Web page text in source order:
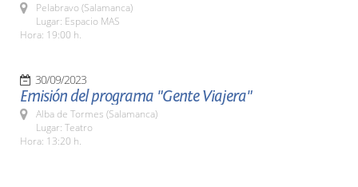
Pelabravo (Salamanca)
Lugar: Espacio MAS
Hora: 19:00 h.
30/09/2023
Emisión del programa "Gente Viajera"
Alba de Tormes (Salamanca)
Lugar: Teatro
Hora: 13:20 h.